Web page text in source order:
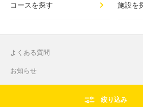
絞り込み
コースを探す 施設を
よくある質問
お知らせ